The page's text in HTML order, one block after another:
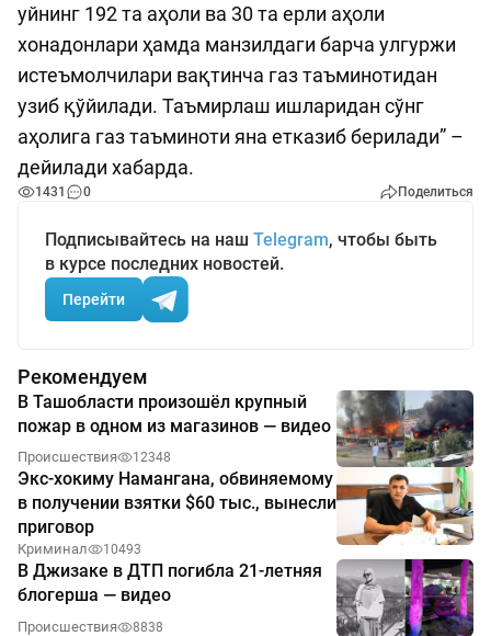
уйнинг 192 та аҳоли ва 30 та ерли аҳоли
хонадонлари ҳамда манзилдаги барча улгуржи
истеъмолчилари вақтинча газ таъминотидан
узиб қўйилади. Таъмирлаш ишларидан сўнг
аҳолига газ таъминоти яна етказиб берилади” –
дейилади хабарда.
1431 0 Поделиться
Подписывайтесь на наш Telegram, чтобы быть
в курсе последних новостей.
Перейти
Рекомендуем
В Ташобласти произошёл крупный
пожар в одном из магазинов — видео
Происшествия 12348
Экс-хокиму Намангана, обвиняемому
в получении взятки $60 тыс., вынесли
приговор
Криминал 10493
В Джизаке в ДТП погибла 21-летняя
блогерша — видео
Происшествия 8838